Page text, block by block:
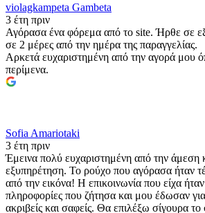
violagkampeta Gambeta
3 έτη πριν
Αγόρασα ένα φόρεμα από το site. Ήρθε σε
σε 2 μέρες από την ημέρα της παραγγελίας.
Αρκετά ευχαριστημένη από την αγορά μου
περίμενα.
Sofia Amariotaki
3 έτη πριν
Έμεινα πολύ ευχαριστημένη από την άμεση
εξυπηρέτηση. Το ρούχο που αγόρασα ήταν
από την εικόνα! Η επικοινωνία που είχα ήταν
πληροφορίες που ζήτησα και μου έδωσαν
ακριβείς και σαφείς. Θα επιλέξω σίγουρα